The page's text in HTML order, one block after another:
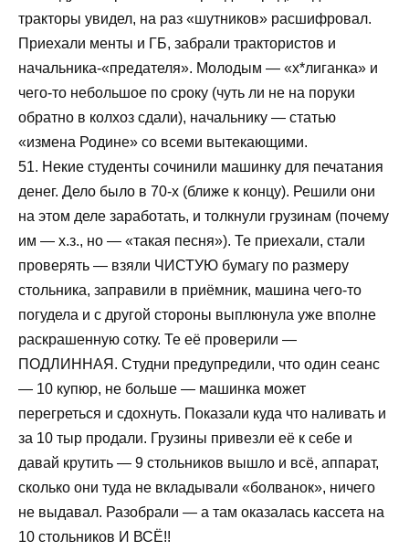
тракторы увидел, на раз «шутников» расшифровал.
Приехали менты и ГБ, забрали трактористов и
начальника-«предателя». Молодым — «х*лиганка» и
чего-то небольшое по сроку (чуть ли не на поруки
обратно в колхоз сдали), начальнику — статью
«измена Родине» со всеми вытекающими.
51. Некие студенты сочинили машинку для печатания
денег. Дело было в 70-х (ближе к концу). Решили они
на этом деле заработать, и толкнули грузинам (почему
им — х.з., но — «такая песня»). Те приехали, стали
проверять — взяли ЧИСТУЮ бумагу по размеру
стольника, заправили в приёмник, машина чего-то
погудела и с другой стороны выплюнула уже вполне
раскрашенную сотку. Те её проверили —
ПОДЛИННАЯ. Студни предупредили, что один сеанс
— 10 купюр, не больше — машинка может
перегреться и сдохнуть. Показали куда что наливать и
за 10 тыр продали. Грузины привезли её к себе и
давай крутить — 9 стольников вышло и всё, аппарат,
сколько они туда не вкладывали «болванок», ничего
не выдавал. Разобрали — а там оказалась кассета на
10 стольников И ВСЁ!!